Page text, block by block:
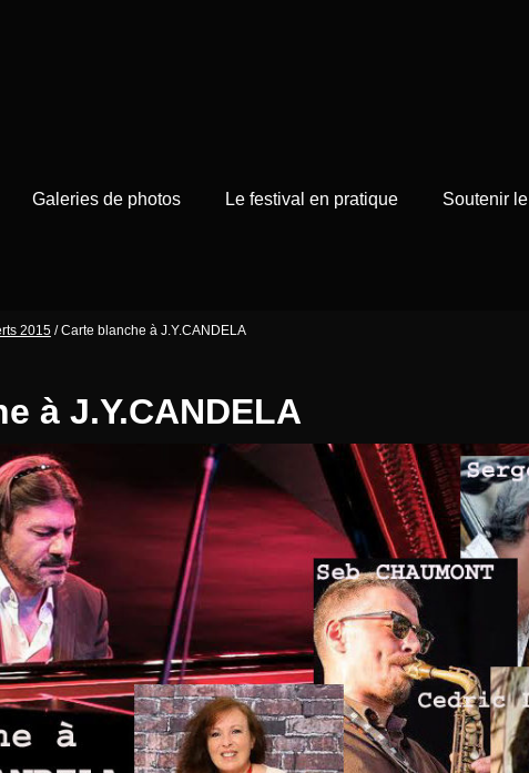
Galeries de photos Le festival en pratique Soutenir le
2015/Carte blanche à J.Y.CANDELA
à J.Y.CANDELA